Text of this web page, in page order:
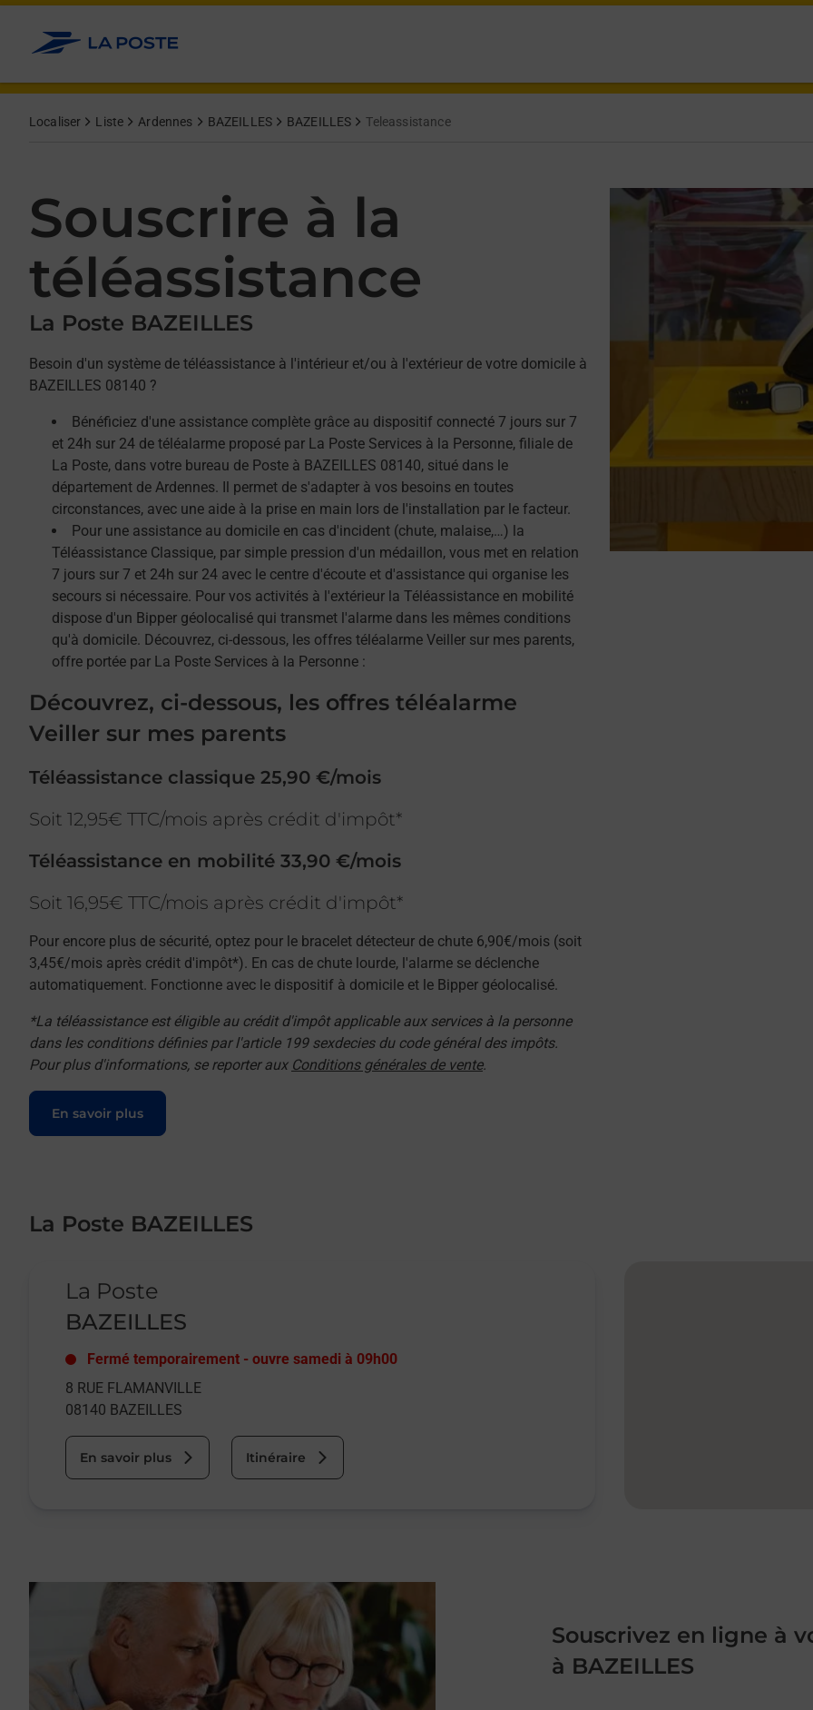
Allez au contenu
Localiser Liste Ardennes BAZEILLES BAZEILLES Teleassistance
Souscrire à la
téléassistance
La Poste BAZEILLES
Besoin d'un système de téléassistance à l'intérieur et/ou à l'extérieur de votre domicile à
BAZEILLES 08140 ?
Bénéficiez d'une assistance complète grâce au dispositif connecté 7 jours sur 7
et 24h sur 24 de téléalarme proposé par La Poste Services à la Personne, filiale de
La Poste, dans votre bureau de Poste à BAZEILLES 08140, situé dans le
département de Ardennes. Il permet de s'adapter à vos besoins en toutes
circonstances, avec une aide à la prise en main lors de l'installation par le facteur.
Pour une assistance au domicile en cas d'incident (chute, malaise,…) la
Téléassistance Classique, par simple pression d'un médaillon, vous met en relation
7 jours sur 7 et 24h sur 24 avec le centre d'écoute et d'assistance qui organise les
secours si nécessaire. Pour vos activités à l'extérieur la Téléassistance en mobilité
dispose d'un Bipper géolocalisé qui transmet l'alarme dans les mêmes conditions
qu'à domicile. Découvrez, ci-dessous, les offres téléalarme Veiller sur mes parents,
offre portée par La Poste Services à la Personne :
Découvrez, ci-dessous, les offres téléalarme
Veiller sur mes parents
Téléassistance classique 25,90 €/mois
Soit 12,95€ TTC/mois après crédit d'impôt*
Téléassistance en mobilité 33,90 €/mois
Soit 16,95€ TTC/mois après crédit d'impôt*
Pour encore plus de sécurité, optez pour le bracelet détecteur de chute 6,90€/mois (soit
3,45€/mois après crédit d'impôt*). En cas de chute lourde, l'alarme se déclenche
automatiquement. Fonctionne avec le dispositif à domicile et le Bipper géolocalisé.
*La téléassistance est éligible au crédit d'impôt applicable aux services à la personne
dans les conditions définies par l'article 199 sexdecies du code général des impôts.
Pour plus d'informations, se reporter aux Conditions générales de vente.
En savoir plus
Le lien s'ouvre dans un nouvel onglet
La Poste BAZEILLES
La Poste
BAZEILLES
Fermé temporairement - ouvre samedi à 09h00
8 RUE FLAMANVILLE
08140 BAZEILLES
En savoir plus Itinéraire
Souscrivez en ligne à
à BAZEILLES
Afficher ou masquer la réponse
Afficher ou masquer la réponse
Afficher ou masquer la réponse